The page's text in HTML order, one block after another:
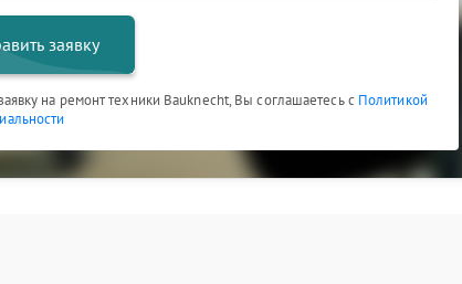
заявку
на ремонт техники Bauknecht, Вы соглашаетесь с Политикой